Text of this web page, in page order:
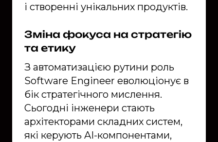
і створенні унікальних продуктів.
Зміна фокуса на стратегію
та етику
З автоматизацією рутини роль
Software Engineer еволюціонує в
бік стратегічного мислення.
Сьогодні інженери стають
архітекторами складних систем,
які керують AI-компонентами,